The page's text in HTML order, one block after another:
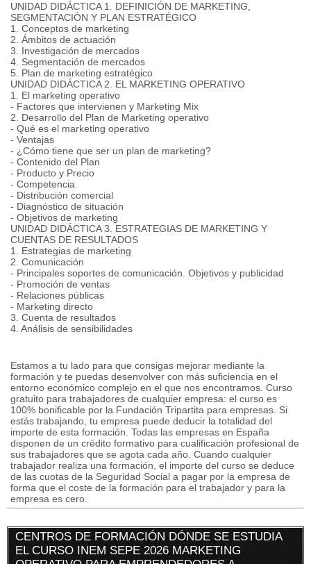
UNIDAD DIDÁCTICA 1. DEFINICIÓN DE MARKETING,
SEGMENTACIÓN Y PLAN ESTRATÉGICO
1. Conceptos de marketing
2. Ámbitos de actuación
3. Investigación de mercados
4. Segmentación de mercados
5. Plan de marketing estratégico
UNIDAD DIDÁCTICA 2. EL MARKETING OPERATIVO
1. El marketing operativo
- Factores que intervienen y Marketing Mix
2. Desarrollo del Plan de Marketing operativo
- Qué es el marketing operativo
- Ventajas
- ¿Cómo tiene que ser un plan de marketing?
- Contenido del Plan
- Producto y Precio
- Competencia
- Distribución comercial
- Diagnóstico de situación
- Objetivos de marketing
UNIDAD DIDÁCTICA 3. ESTRATEGIAS DE MARKETING Y
CUENTAS DE RESULTADOS
1. Estrategias de marketing
2. Comunicación
- Principales soportes de comunicación. Objetivos y publicidad
- Promoción de ventas
- Relaciones públicas
- Marketing directo
3. Cuenta de resultados
4. Análisis de sensibilidades
Estamos a tu lado para que consigas mejorar mediante la
formación y te puedas desenvolver con más suficiencia en el
entorno económico complejo en el que nos encontramos. Curso
gratuito para trabajadores de cualquier empresa: el curso es
100% bonificable por la Fundación Tripartita para empresas. Si
estás trabajando, tu empresa puede deducir la totalidad del
importe de esta formación. Todas las empresas en España
disponen de un crédito formativo para cualificación profesional de
sus trabajadores que se agota cada año. Cuando cualquier
trabajador realiza una formación, el importe del curso se deduce
de las cuotas de la Seguridad Social a pagar por la empresa de
forma que el coste de la formación para el trabajador y para la
empresa es cero.
CENTROS DE FORMACIÓN DÓNDE SE ESTUDIA
EL CURSO INEM SEPE 2026 MARKETING